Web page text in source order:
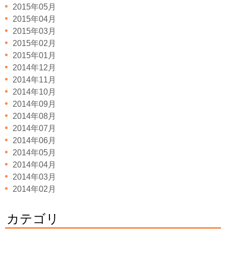
2015年05月
2015年04月
2015年03月
2015年02月
2015年01月
2014年12月
2014年11月
2014年10月
2014年09月
2014年08月
2014年07月
2014年06月
2014年05月
2014年04月
2014年03月
2014年02月
カテゴリ